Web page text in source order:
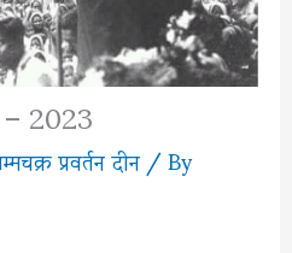
– 2023
प्रवर्तन दीन/ By